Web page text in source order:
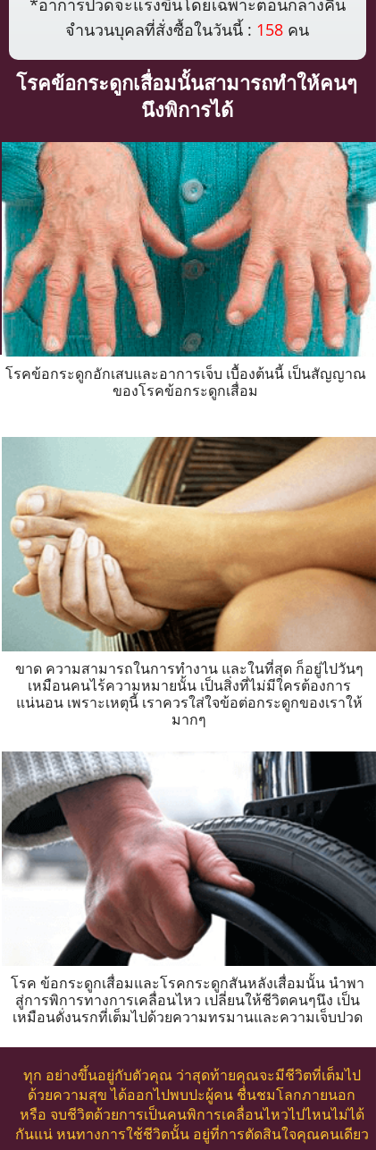
จำนวนบุคลที่สั่งซื้อในวันนี้ : 158 คน
ทุก อย่างขึ้นอยู่กับตัวคุณ ว่าสุดท้ายคุณจะมีชีวิตที่เต็มไป
ด้วยความสุข ได้ออกไปพบปะผู้คน ชื่นชมโลกภายนอก
หรือ จบชีวิตด้วยการเป็นคนพิการเคลื่อนไหวไปไหนไม่ได้
กันแน่ หนทางการใช้ชีวิตนั้น อยู่ที่การตัดสินใจคุณคนเดียว
โรคข้อกระดูกเสื่อมนั้นสามารถทำให้คนๆ
นึงพิการได้
ขาด ความสามารถในการทำงาน และในที่สุด ก็อยู่ไปวันๆ
เหมือนคนไร้ความหมายนั้น เป็นสิ่งที่ไม่มีใครต้องการ
แน่นอน เพราะเหตุนี้ เราควรใส่ใจข้อต่อกระดูกของเราให้
มากๆ
โรคข้อกระดูกอักเสบและอาการเจ็บ เบื้องต้นนี้ เป็นสัญญาณ
ของโรคข้อกระดูกเสื่อม
โรค ข้อกระดูกเสื่อมและโรคกระดูกสันหลังเสื่อมนั้น นำพา
สู่การพิการทางการเคลื่อนไหว เปลี่ยนให้ชีวิตคนๆนึง เป็น
เหมือนดั่งนรกที่เต็มไปด้วยความทรมานและความเจ็บปวด